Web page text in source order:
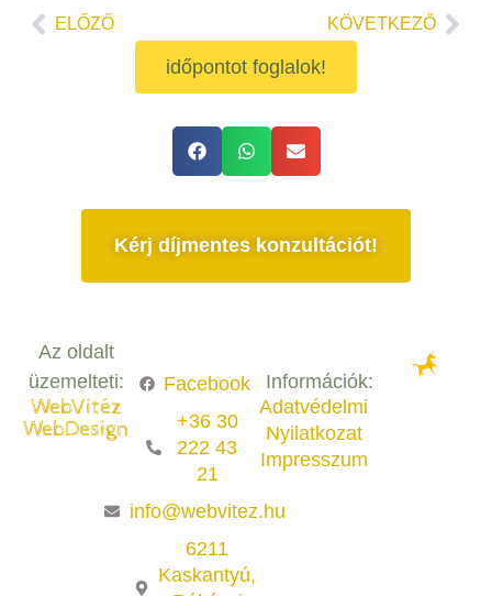
Előző
ELŐZŐ KÖVETKEZŐ
időpontot foglalok!
Kérj díjmentes konzultációt!
Az oldalt
üzemelteti:
WebVitéz
WebDesign
Facebook
+36 30
222 43
21
info@webvitez.hu
6211
Kaskantyú,
Információk:
Adatvédelmi
Nyilatkozat
Impresszum